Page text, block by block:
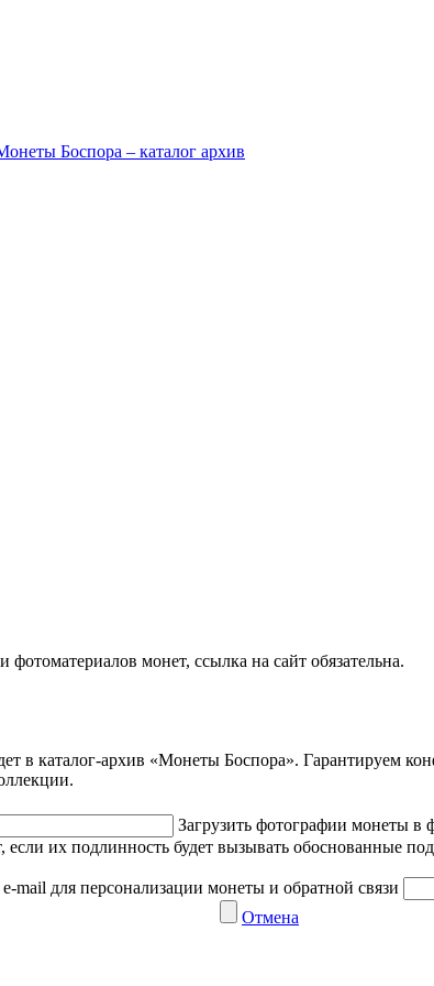
монет, ссылка на сайт обязательна.
в каталог-архив «Монеты Боспора». Гарантируем
Загрузить фотографии монеты в
их подлинность будет вызывать обоснованные
mail для персонализации монеты и обратной связи
Отмена